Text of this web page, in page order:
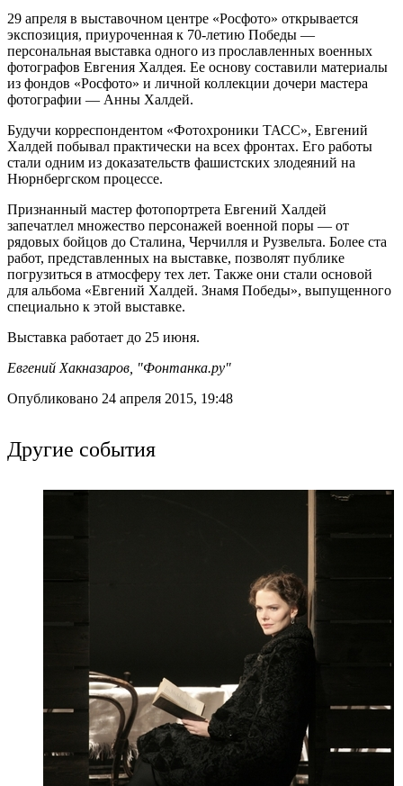
29 апреля в выставочном центре «Росфото» открывается
экспозиция, приуроченная к 70-летию Победы —
персональная выставка одного из прославленных военных
фотографов Евгения Халдея. Ее основу составили материалы
из фондов «Росфото» и личной коллекции дочери мастера
фотографии — Анны Халдей.
Будучи корреспондентом «Фотохроники ТАСС», Евгений
Халдей побывал практически на всех фронтах. Его работы
стали одним из доказательств фашистских злодеяний на
Нюрнбергском процессе.
Признанный мастер фотопортрета Евгений Халдей
запечатлел множество персонажей военной поры — от
рядовых бойцов до Сталина, Черчилля и Рузвельта. Более ста
работ, представленных на выставке, позволят публике
погрузиться в атмосферу тех лет. Также они стали основой
для альбома «Евгений Халдей. Знамя Победы», выпущенного
специально к этой выставке.
Выставка работает до 25 июня.
Евгений Хакназаров, "Фонтанка.ру"
Опубликовано 24 апреля 2015, 19:48
Другие события